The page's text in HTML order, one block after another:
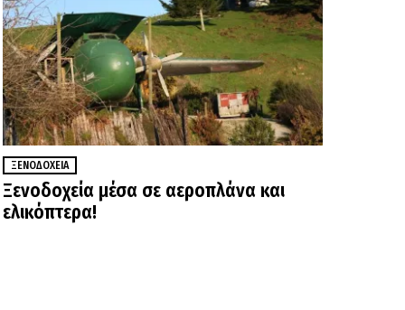
ΞΕΝΟΔΟΧΕΊΑ
Ξενοδοχεία μέσα σε αεροπλάνα και
ελικόπτερα!